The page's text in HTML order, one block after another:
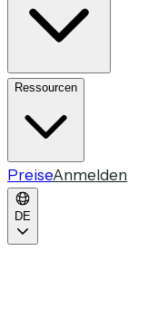
Ressourcen
PreiseAnmelden
DE